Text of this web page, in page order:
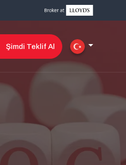
Şimdi Teklif Al